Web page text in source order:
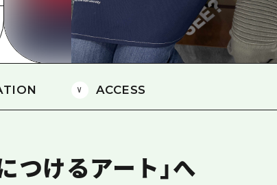
ACCESS
つけるアート」へ